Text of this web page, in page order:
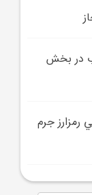
مصرف آب در بخش
رمزارز جرم